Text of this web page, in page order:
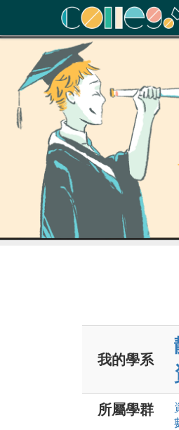
ColleGo! 大學選才與高
我的學系
所屬學群